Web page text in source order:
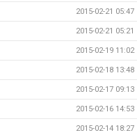
2015-02-21 05:47
2015-02-21 05:21
2015-02-19 11:02
2015-02-18 13:48
2015-02-17 09:13
2015-02-16 14:53
2015-02-14 18:27